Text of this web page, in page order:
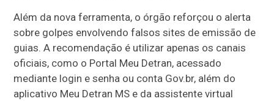
Além da nova ferramenta, o órgão reforçou o alerta
sobre golpes envolvendo falsos sites de emissão de
guias. A recomendação é utilizar apenas os canais
oficiais, como o Portal Meu Detran, acessado
mediante login e senha ou conta Gov.br, além do
aplicativo Meu Detran MS e da assistente virtual